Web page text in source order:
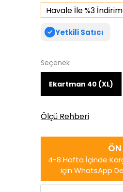
Havale İle %3 İndirim
Yetkili Satıcı
Seçenek
Ekartman 40 (XL)
Ölçü Rehberi